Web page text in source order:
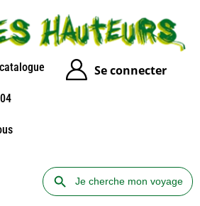
Se connecter
Search
for:
Search Button